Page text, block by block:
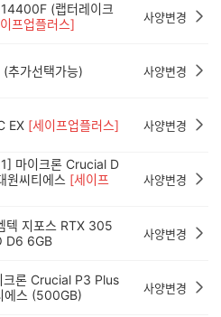
(랩터레이크
프업플러스] 사양변경
추가선택가능) 사양변경
EX [세이프업플러스] 사양변경
마이크론 Crucial D
씨티에스 [세이프
사양변경
지포스 RTX 305
D6 6GB
사양변경
론 Crucial P3 Plus
에스 (500GB)
사양변경